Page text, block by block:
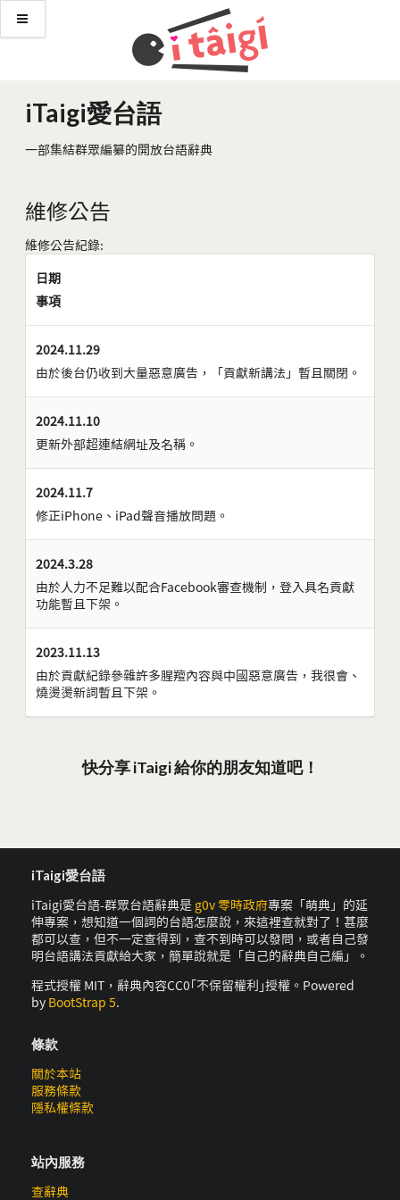
iTaigi愛台語
一部集結群眾編纂的開放台語辭典
維修公告
維修公告紀錄:
日期
事項
2024.11.29
由於後台仍收到大量惡意廣告，「貢獻新講法」暫且關閉。
2024.11.10
更新外部超連結網址及名稱。
2024.11.7
修正iPhone、iPad聲音播放問題。
2024.3.28
由於人力不足難以配合Facebook審查機制，登入具名貢獻
功能暫且下架。
2023.11.13
由於貢獻紀錄參雜許多腥羶內容與中國惡意廣告，我很會、
燒燙燙新詞暫且下架。
快分享 iTaigi 給你的朋友知道吧！
iTaigi愛台語
iTaigi愛台語-群眾台語辭典是 g0v 零時政府專案「萌典」的延
伸專案，想知道一個詞的台語怎麼說，來這裡查就對了！甚麼
都可以查，但不一定查得到，查不到時可以發問，或者自己發
明台語講法貢獻給大家，簡單說就是「自己的辭典自己編」。
程式授權 MIT，辭典內容CC0｢不保留權利｣授權。Powered
by BootStrap 5.
條款
關於本站
服務條款
隱私權條款
站內服務
查辭典